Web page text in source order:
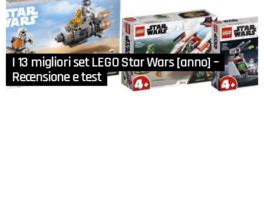
I 13 migliori set LEGO Star Wars [anno] –
Recensione e test